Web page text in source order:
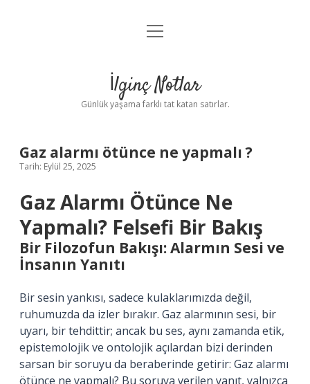
Anasayfa
Yasal Uyarı
menüyü
İlginç Notlar
Günlük yaşama farklı tat katan satırlar.
Gaz alarmı ötünce ne yapmalı ?
Tarih: Eylül 25, 2025
Gaz Alarmı Ötünce Ne
Yapmalı? Felsefi Bir Bakış
Bir Filozofun Bakışı: Alarmın Sesi ve
İnsanın Yanıtı
Bir sesin yankısı, sadece kulaklarımızda değil,
ruhumuzda da izler bırakır. Gaz alarmının sesi, bir
uyarı, bir tehdittir; ancak bu ses, aynı zamanda etik,
epistemolojik ve ontolojik açılardan bizi derinden
sarsan bir soruyu da beraberinde getirir: Gaz alarmı
ötünce ne yapmalı? Bu soruya verilen yanıt, yalnızca